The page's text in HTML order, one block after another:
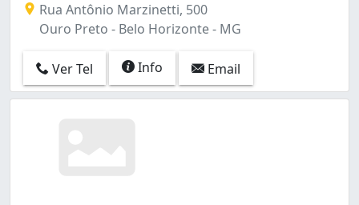
Rua Antônio Marzinetti, 500
Ouro Preto - Belo Horizonte - MG
Ver Tel Info Email